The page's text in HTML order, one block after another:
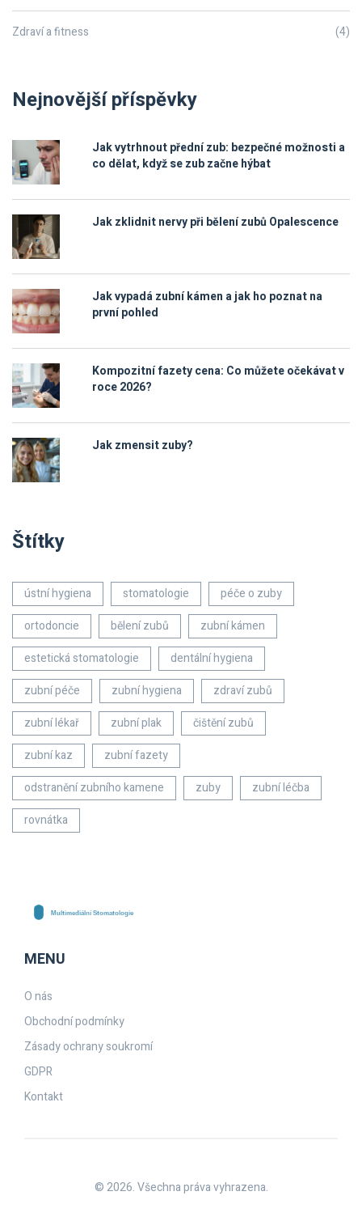
Zdraví a fitness (4)
Nejnovější příspěvky
Jak vytrhnout přední zub: bezpečné možnosti a
co dělat, když se zub začne hýbat
Jak zklidnit nervy při bělení zubů Opalescence
Jak vypadá zubní kámen a jak ho poznat na
první pohled
Kompozitní fazety cena: Co můžete očekávat v
roce 2026?
Jak zmensit zuby?
Štítky
ústní hygiena stomatologie
péče o zuby
ortodoncie
bělení zubů
zubní kámen
estetická stomatologie
dentální hygiena
zubní péče
zubní hygiena
zdraví zubů
zubní lékař
zubní plak
čištění zubů
zubní kaz
zubní fazety
odstranění zubního kamene
zuby
zubní léčba
rovnátka
MENU
O nás
Obchodní podmínky
Zásady ochrany soukromí
GDPR
Kontakt
© 2026. Všechna práva vyhrazena.